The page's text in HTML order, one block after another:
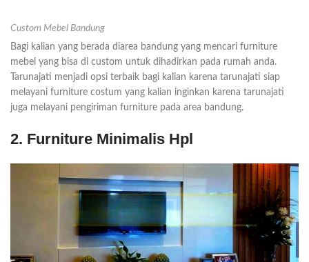
Custom Mebel Bandung
Bagi kalian yang berada diarea bandung yang mencari furniture
mebel yang bisa di custom untuk dihadirkan pada rumah anda.
Tarunajati menjadi opsi terbaik bagi kalian karena tarunajati siap
melayani furniture costum yang kalian inginkan karena tarunajati
juga melayani pengiriman furniture pada area bandung.
2. Furniture Minimalis Hpl